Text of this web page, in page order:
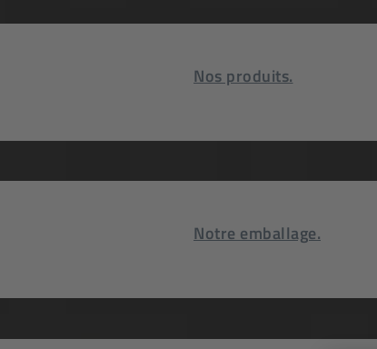
Nos produits.
Notre emballage.